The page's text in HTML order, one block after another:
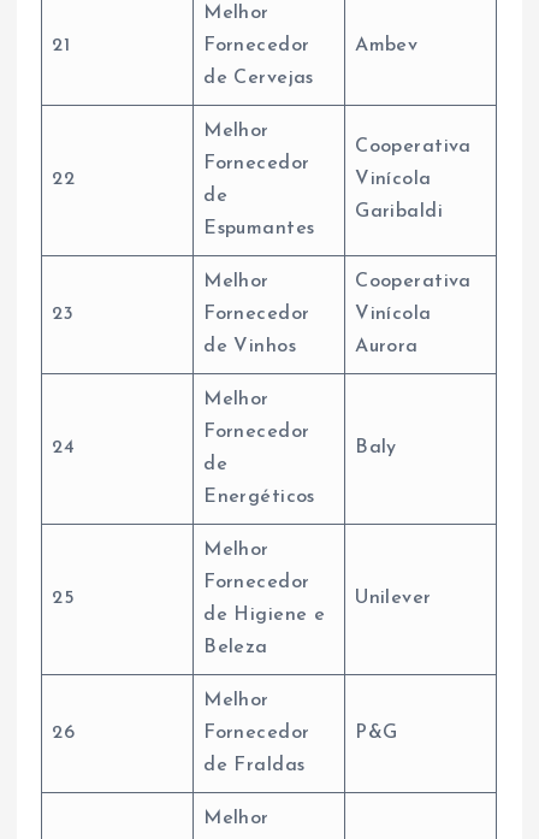
21
Melhor
Fornecedor
de Cervejas
Ambev
22
Melhor
Fornecedor
de
Espumantes
Cooperativa
Vinícola
Garibaldi
23
Melhor
Fornecedor
de Vinhos
Cooperativa
Vinícola
Aurora
24
Melhor
Fornecedor
de
Energéticos
Baly
25
Melhor
Fornecedor
de Higiene e
Beleza
Unilever
26
Melhor
Fornecedor
de Fraldas
P&G
Melhor